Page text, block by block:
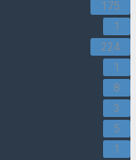
175
1
224
1
8
3
5
1